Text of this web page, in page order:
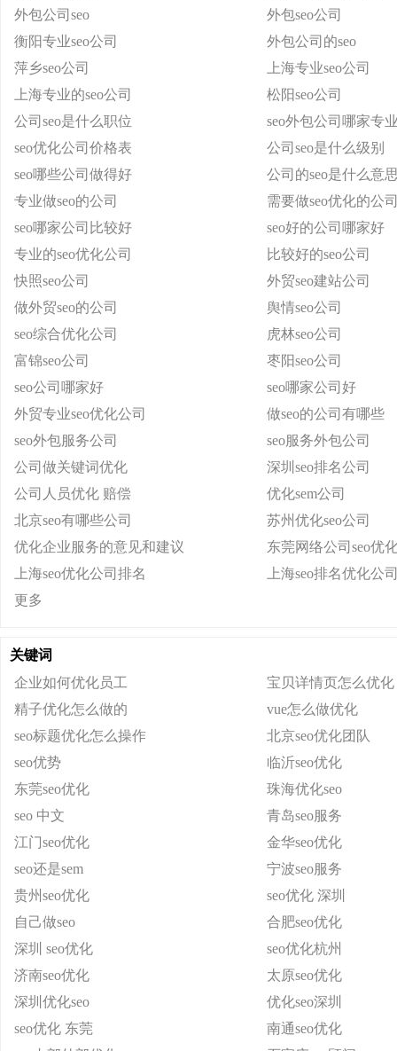
外包公司seo
外包seo公司
衡阳专业seo公司
外包公司的seo
萍乡seo公司
上海专业seo公司
上海专业的seo公司
松阳seo公司
公司seo是什么职位
seo外包公司哪家专
seo优化公司价格表
公司seo是什么级别
seo哪些公司做得好
公司的seo是什么意
专业做seo的公司
需要做seo优化的公
seo哪家公司比较好
seo好的公司哪家好
专业的seo优化公司
比较好的seo公司
快照seo公司
外贸seo建站公司
做外贸seo的公司
舆情seo公司
seo综合优化公司
虎林seo公司
富锦seo公司
枣阳seo公司
seo公司哪家好
seo哪家公司好
外贸专业seo优化公司
做seo的公司有哪些
seo外包服务公司
seo服务外包公司
公司做关键词优化
深圳seo排名公司
公司人员优化 赔偿
优化sem公司
北京seo有哪些公司
苏州优化seo公司
优化企业服务的意见和建议
东莞网络公司seo优
上海seo优化公司排名
上海seo排名优化公
更多
关键词
企业如何优化员工
宝贝详情页怎么优化
精子优化怎么做的
vue怎么做优化
seo标题优化怎么操作
北京seo优化团队
seo优势
临沂seo优化
东莞seo优化
珠海优化seo
seo 中文
青岛seo服务
江门seo优化
金华seo优化
seo还是sem
宁波seo服务
贵州seo优化
seo优化 深圳
自己做seo
合肥seo优化
深圳 seo优化
seo优化杭州
济南seo优化
太原seo优化
深圳优化seo
优化seo深圳
seo优化 东莞
南通seo优化